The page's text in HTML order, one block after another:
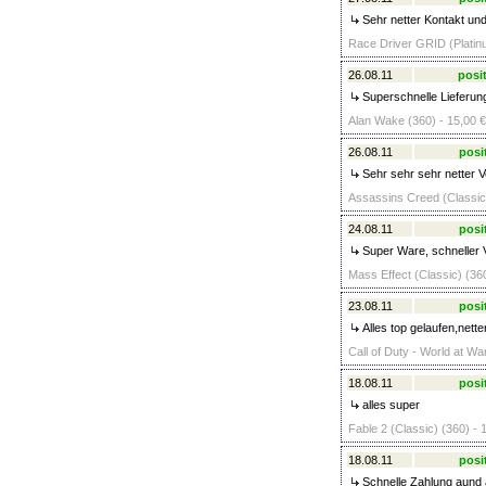
Sehr netter Kontakt
Race Driver GRID
26.08.11
Superschnelle
Alan Wake (360) - 15,00 €
26.08.11
Sehr sehr sehr netter
Assassins Creed
24.08.11
Super Ware, schneller
Mass Effect (Classic)
23.08.11
Alles top
Call of Duty - World at
18.08.11
alles super
Fable 2 (Classic) (360) -
18.08.11
Schnelle Zahlung aund